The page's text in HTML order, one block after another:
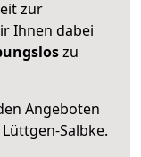
zur
Ihnen dabei
zu
Angeboten
Salbke.